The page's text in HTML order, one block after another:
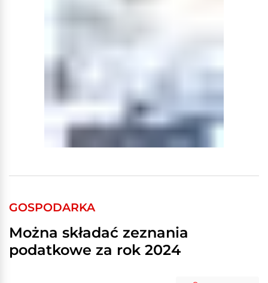
GOSPODARKA
Można składać zeznania
podatkowe za rok 2024